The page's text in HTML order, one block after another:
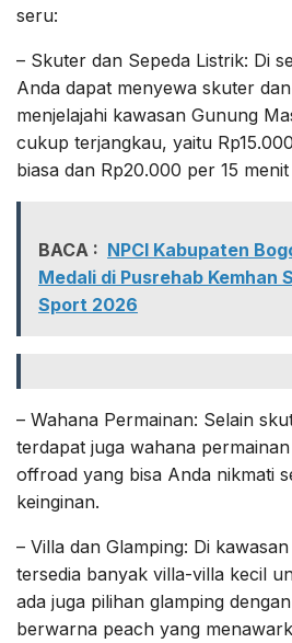
seru:
– Skuter dan Sepeda Listrik: Di
Anda dapat menyewa skuter
menjelajahi kawasan Gunung
cukup terjangkau, yaitu
biasa dan Rp20.000 per 15
BACA : NPCI Kabupaten
Medali di Pusrehab Kemhan
Sport 2026
– Wahana Permainan: Selain
terdapat juga wahana
offroad yang bisa Anda nikmati
keinginan.
– Villa dan Glamping: Di
tersedia banyak villa-villa kecil
ada juga pilihan glamping
berwarna peach yang